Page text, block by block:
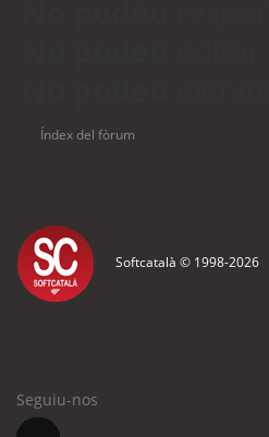
Índex del fòrum
Softcatalà © 1998-2026
Seguiu-nos